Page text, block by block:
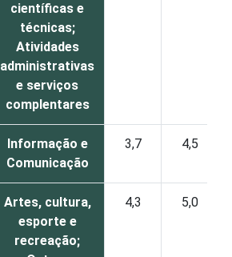
científicas e
técnicas;
Atividades
administrativas
e serviços
complentares
Informação e
Comunicação
3,7 4,5
Artes, cultura,
esporte e
recreação;
4,3 5,0